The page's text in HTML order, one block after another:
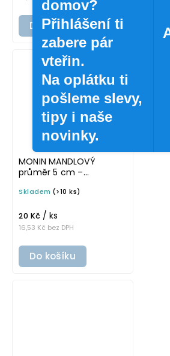
Do košíku
MONIN MANDLOVÝ
průměr 5 cm –
písmu, omyvatelná
potravinové láhve
Skladem (>10 ks)
16,53 Kč bez DPH
20 Kč / ks
Do košíku
domov?
Přihlášení ti
zabere pár
vteřin.
Na oplátku ti
pošleme slevy,
tipy i naše
novinky.